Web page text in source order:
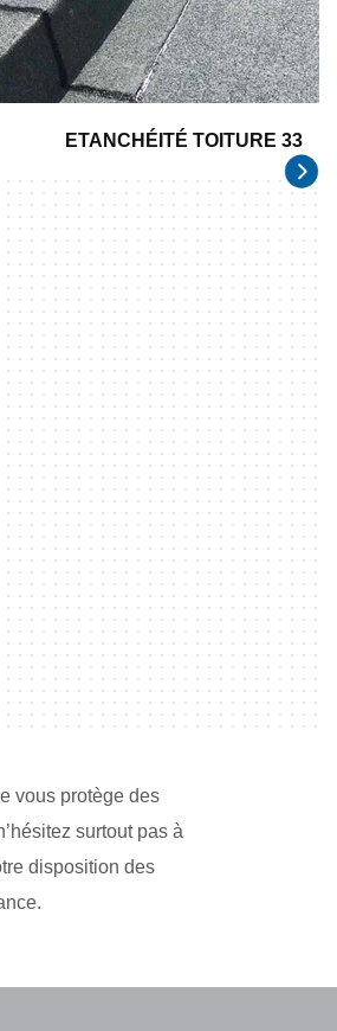
ETANCHÉITÉ TOITURE 33
vous protège des
surtout pas à
disposition des